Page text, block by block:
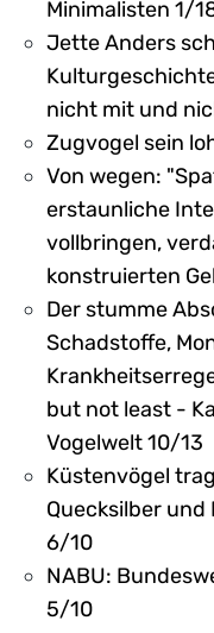
Minimalisten 1/
Jette Anders
nicht mit und
Zugvogel sein
Von wegen:
erstaunliche
vollbringen,
konstruierten
Der stumme
Schadstoffe,
but not least -
Vogelwelt 10/13
Küstenvögel
Quecksilber und
6/10
NABU:
5/10